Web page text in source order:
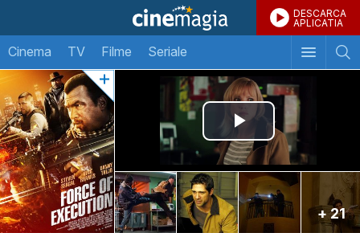
DESCARCA
APLICATIA
Cinema TV Filme Seriale
+ 21